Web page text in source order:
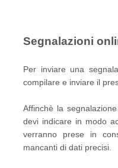
Segnalazioni
Per inviare una
compilare e inviare il
Affinchè la
devi indicare in modo
verranno prese in
mancanti di dati precisi.